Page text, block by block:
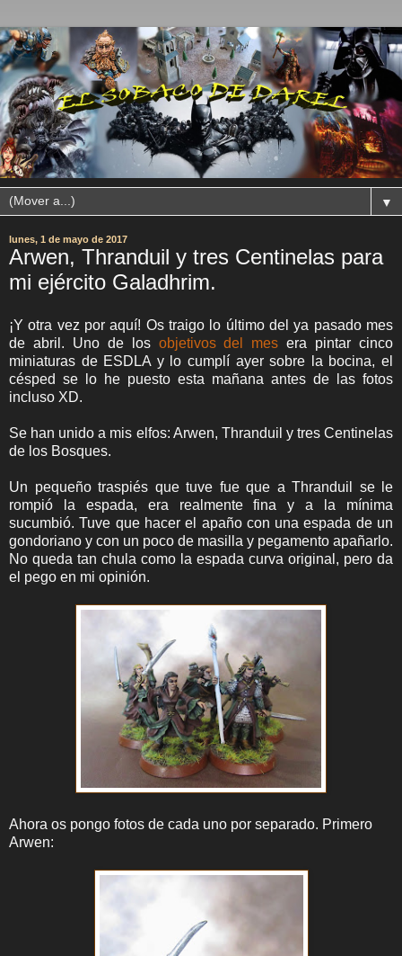
▼
lunes, 1 de mayo de 2017
Arwen, Thranduil y tres Centinelas para
mi ejército Galadhrim.
¡Y otra vez por aquí! Os traigo lo último del ya pasado mes
de abril. Uno de los objetivos del mes era pintar cinco
miniaturas de ESDLA y lo cumplí ayer sobre la bocina, el
césped se lo he puesto esta mañana antes de las fotos
incluso XD.
Se han unido a mis elfos: Arwen, Thranduil y tres Centinelas
de los Bosques.
Un pequeño traspiés que tuve fue que a Thranduil se le
rompió la espada, era realmente fina y a la mínima
sucumbió. Tuve que hacer el apaño con una espada de un
gondoriano y con un poco de masilla y pegamento apañarlo.
No queda tan chula como la espada curva original, pero da
el pego en mi opinión.
Ahora os pongo fotos de cada uno por separado. Primero
Arwen: